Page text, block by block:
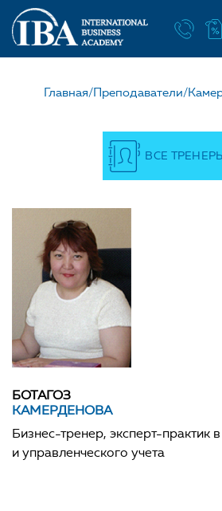
НАШ
Главная/Преподаватели/
ВСЕ
БОТАГОЗ
КАМЕРДЕНОВА
Бизнес-тренер, эксперт-практик
и управленческого учета